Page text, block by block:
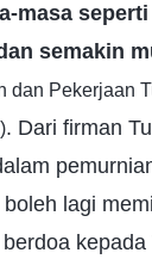
masa
semakin
dan Pekerjaan
. Dari firman
lagi